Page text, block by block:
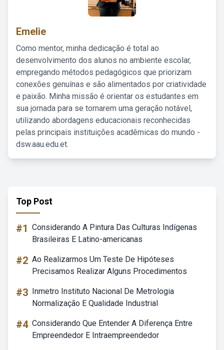
Emelie
Como mentor, minha dedicação é total ao
desenvolvimento dos alunos no ambiente escolar,
empregando métodos pedagógicos que priorizam
conexões genuínas e são alimentados por criatividade
e paixão. Minha missão é orientar os estudantes em
sua jornada para se tornarem uma geração notável,
utilizando abordagens educacionais reconhecidas
pelas principais instituições acadêmicas do mundo -
dsw.aau.edu.et.
Top Post
#1 Considerando A Pintura Das Culturas Indígenas
Brasileiras E Latino-americanas
#2 Ao Realizarmos Um Teste De Hipóteses
Precisamos Realizar Alguns Procedimentos
#3 Inmetro Instituto Nacional De Metrologia
Normalização E Qualidade Industrial
#4 Considerando Que Entender A Diferença Entre
Empreendedor E Intraempreendedor